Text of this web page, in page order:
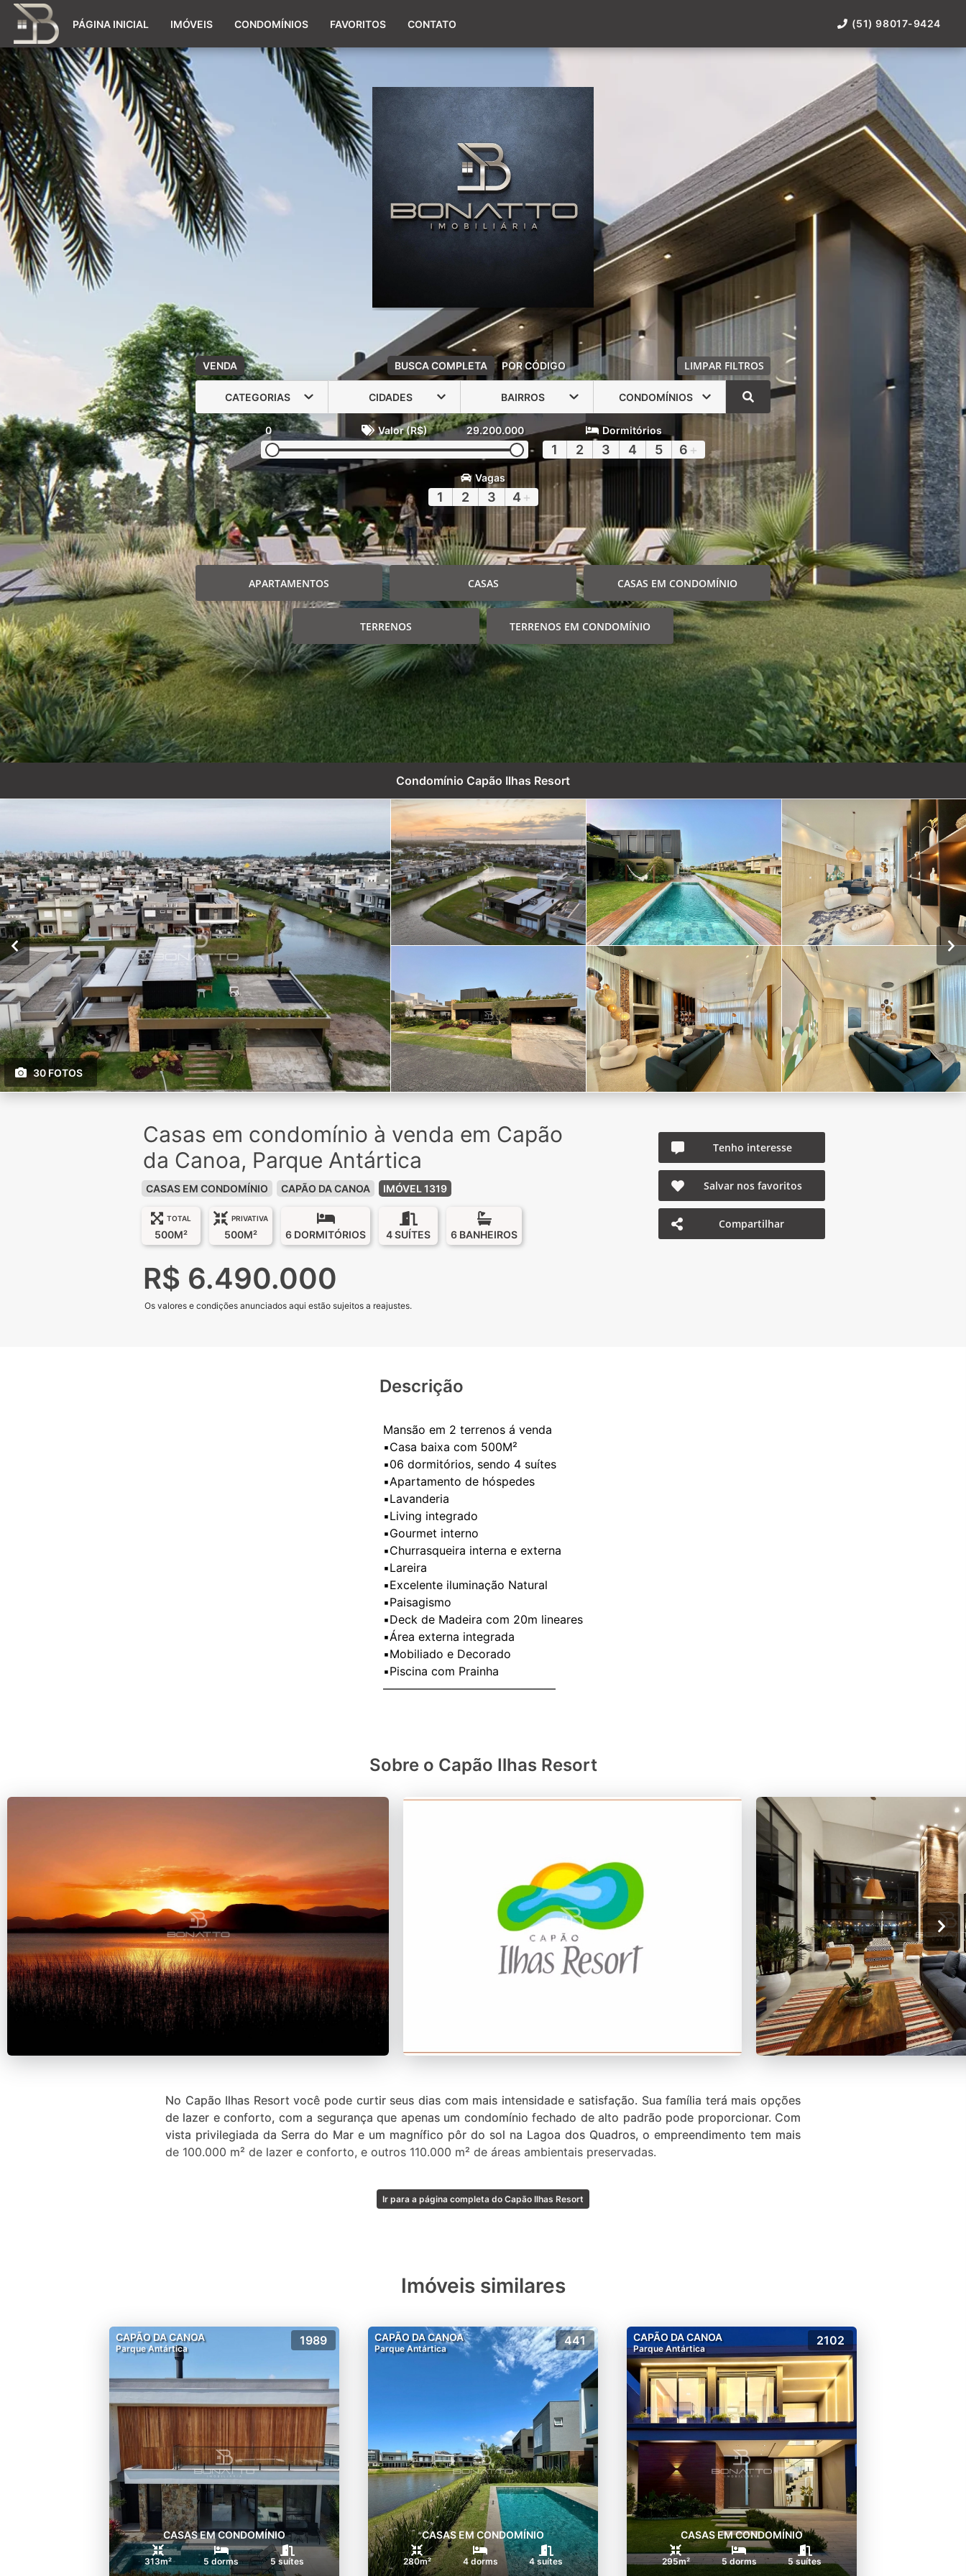
(51) 98017-9424
PÁGINA INICIAL IMÓVEIS CONDOMÍNIOS FAVORITOS CONTATO (51) 98017-9424
VENDA BUSCA COMPLETA POR CÓDIGO LIMPAR FILTROS
CATEGORIAS CIDADES BAIRROS CONDOMÍNIOS
0 Valor (R$) 29.200.000 Dormitórios
1 2 3 4 5 6 +
Vagas
1 2 3 4 +
APARTAMENTOS CASAS CASAS EM CONDOMÍNIO
TERRENOS TERRENOS EM CONDOMÍNIO
Condomínio Capão Ilhas Resort
30 FOTOS
Casas em condomínio à venda em Capão
da Canoa, Parque Antártica
CASAS EM CONDOMÍNIO CAPÃO DA CANOA IMÓVEL 1319
TOTAL
500M²
PRIVATIVA
500M² 6 DORMITÓRIOS 4 SUÍTES 6 BANHEIROS
R$ 6.490.000
Os valores e condições anunciados aqui estão sujeitos a reajustes.
Tenho interesse
Salvar nos favoritos
Compartilhar
Descrição
Mansão em 2 terrenos á venda
▪️Casa baixa com 500M²
▪️06 dormitórios, sendo 4 suítes
▪️Apartamento de hóspedes
▪️Lavanderia
▪️Living integrado
▪️Gourmet interno
▪️Churrasqueira interna e externa
▪️Lareira
▪️Excelente iluminação Natural
▪️Paisagismo
▪️Deck de Madeira com 20m lineares
▪️Área externa integrada
▪️Mobiliado e Decorado
▪️Piscina com Prainha
Sobre o Capão Ilhas Resort
No Capão Ilhas Resort você pode curtir seus dias com mais intensidade e satisfação. Sua família terá mais opções
de lazer e conforto, com a segurança que apenas um condomínio fechado de alto padrão pode proporcionar. Com
vista privilegiada da Serra do Mar e um magnífico pôr do sol na Lagoa dos Quadros, o empreendimento tem mais
de 100.000 m² de lazer e conforto, e outros 110.000 m² de áreas ambientais preservadas.
Ir para a página completa do Capão Ilhas Resort
Imóveis similares
CAPÃO DA CANOA
Parque Antártica
1989
CASAS EM CONDOMÍNIO
313m² 5 dorms 5 suítes
CAPÃO DA CANOA
Parque Antártica
441
CASAS EM CONDOMÍNIO
280m² 4 dorms 4 suítes
CAPÃO DA CANOA
Parque Antártica
2102
CASAS EM CONDOMÍNIO
295m² 5 dorms 5 suítes